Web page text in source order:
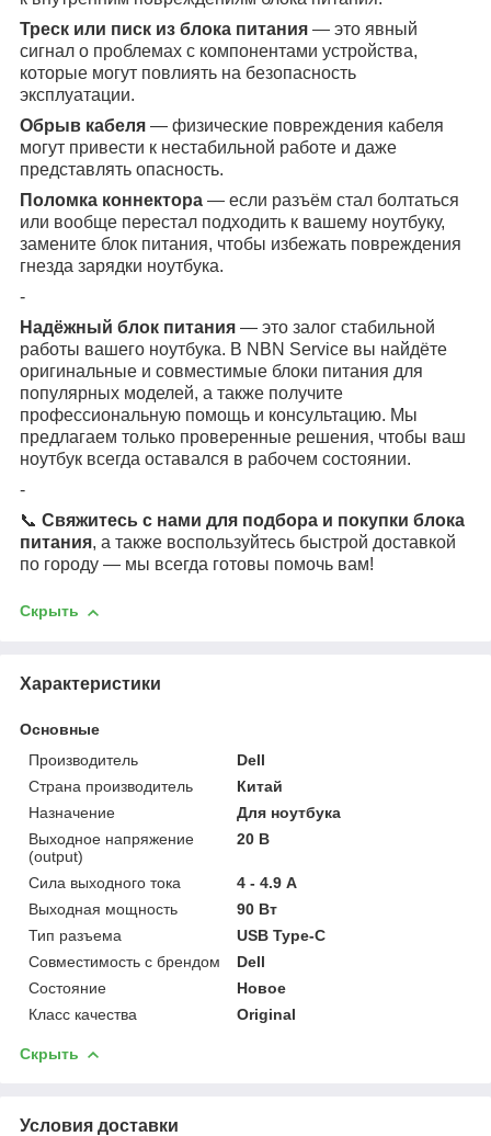
Треск или писк из блока питания — это явный
сигнал о проблемах с компонентами устройства,
которые могут повлиять на безопасность
эксплуатации.
Обрыв кабеля — физические повреждения кабеля
могут привести к нестабильной работе и даже
представлять опасность.
Поломка коннектора — если разъём стал болтаться
или вообще перестал подходить к вашему ноутбуку,
замените блок питания, чтобы избежать повреждения
гнезда зарядки ноутбука.
-
Надёжный блок питания — это залог стабильной
работы вашего ноутбука. В NBN Service вы найдёте
оригинальные и совместимые блоки питания для
популярных моделей, а также получите
профессиональную помощь и консультацию. Мы
предлагаем только проверенные решения, чтобы ваш
ноутбук всегда оставался в рабочем состоянии.
-
📞 Свяжитесь с нами для подбора и покупки блока
питания, а также воспользуйтесь быстрой доставкой
по городу — мы всегда готовы помочь вам!
Скрыть
Характеристики
Основные
Производитель
Dell
Страна производитель
Китай
Назначение
Для ноутбука
Выходное напряжение
(output)
20 В
Сила выходного тока
4 - 4.9 А
Выходная мощность
90 Вт
Тип разъема
USB Type-C
Совместимость с брендом
Dell
Состояние
Новое
Класс качества
Original
Скрыть
Условия доставки